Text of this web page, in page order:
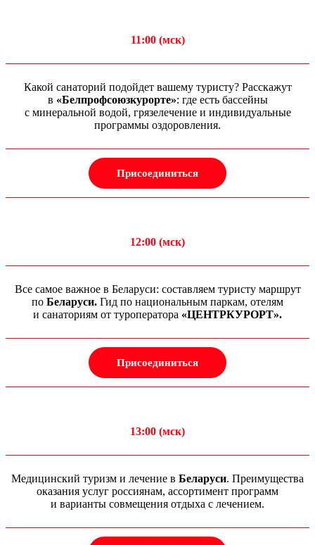
11:00 (мск)
Какой санаторий подойдет вашему туристу? Расскажут
в «Белпрофсоюзкурорте»: где есть бассейны
с минеральной водой, грязелечение и индивидуальные
программы оздоровления.
Присоединиться
12:00 (мск)
Все самое важное в Беларуси: составляем туристу маршрут
по Беларуси. Гид по национальным паркам, отелям
и санаториям от туроператора «ЦЕНТРКУРОРТ».
Присоединиться
13:00 (мск)
Медицинский туризм и лечение в Беларуси. Преимущества
оказания услуг россиянам, ассортимент программ
и варианты совмещения отдыха с лечением.